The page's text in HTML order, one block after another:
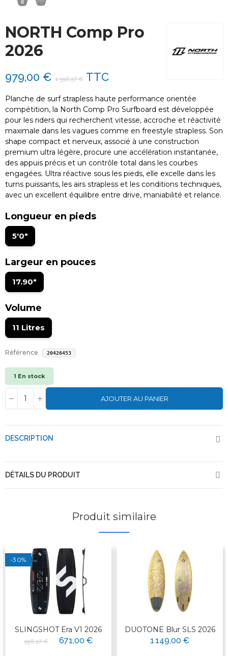
NORTH Comp Pro
2026
979,00 € 1 398,57 € TTC
Planche de surf strapless haute performance orientée
compétition, la North Comp Pro Surfboard est développée
pour les riders qui recherchent vitesse, accroche et réactivité
maximale dans les vagues comme en freestyle strapless. Son
shape compact et nerveux, associé à une construction
premium ultra légère, procure une accélération instantanée,
des appuis précis et un contrôle total dans les courbes
engagées. Ultra réactive sous les pieds, elle excelle dans les
turns puissants, les airs strapless et les conditions techniques,
avec un excellent équilibre entre drive, maniabilité et relance.
Longueur en pieds
5'0"
Largeur en pouces
17.90"
Volume
11 Litres
Référence 20426453
1 En stock
AJOUTER AU PANIER
DESCRIPTION
DÉTAILS DU PRODUIT
Produit similaire
-30%
SLINGSHOT Era V1 2026
958,57 € 671,00 €
DUOTONE Blur SLS 2026
1 149,00 €